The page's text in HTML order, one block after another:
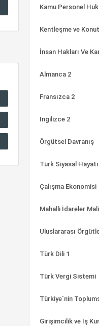
Kamu Personel
Kentleşme ve
İnsan Hakları Ve
Almanca 2
Fransızca 2
Ingilizce 2
Örgütsel Davranış
Türk Siyasal Hayatı
Çalışma Ekonomisi
Mahalli İdareler
Uluslararası
Türk Dili 1
Türk Vergi Sistemi
Türkiye´nin
Girişimcilik ve İş